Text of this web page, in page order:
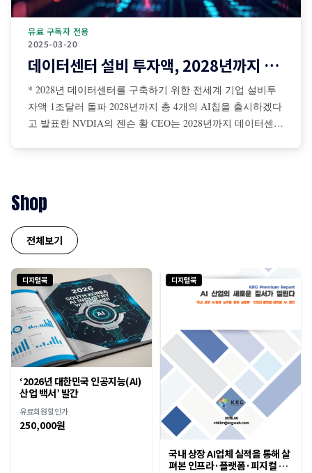
2025-03-20
유료 구독자 전용
데이터센터 설비 투자액, 2028년까지 1조달러 돌파
* 2028년 데이터센터를 구축하기 위한 전세계 기업 설비투
자액 1조달러 돌파 2028년까지 총 4개의 AI칩을 출시하겠다
고 발표한 NVDIA의 젠슨 황 CEO는 2028년까지 데이터센터
Shop
전체보기
디지털북
‘2026년 대한민국 인공지능(AI)
산업 백서’ 발간
유료회원할인가
250,000원
디지털북
국내 상장 AI업체 실적을 통해 살
펴본 인프라·플랫폼·피지컬 AI